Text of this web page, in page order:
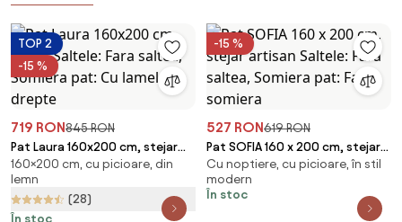
TOP 2
-15 %
719 RON845 RON
Pat Laura 160x200 cm, stejar
Saltele: Fara saltea, Somiera
pat: Cu lamele drepte
160×200 cm, cu picioare, din
lemn
(28)
În stoc
-15 %
527 RON619 RON
Pat SOFIA 160 x 200 cm, stejar
artisan Saltele: Fara saltea,
Somiera pat: Fara somiera
Cu noptiere, cu picioare, în stil
modern
În stoc